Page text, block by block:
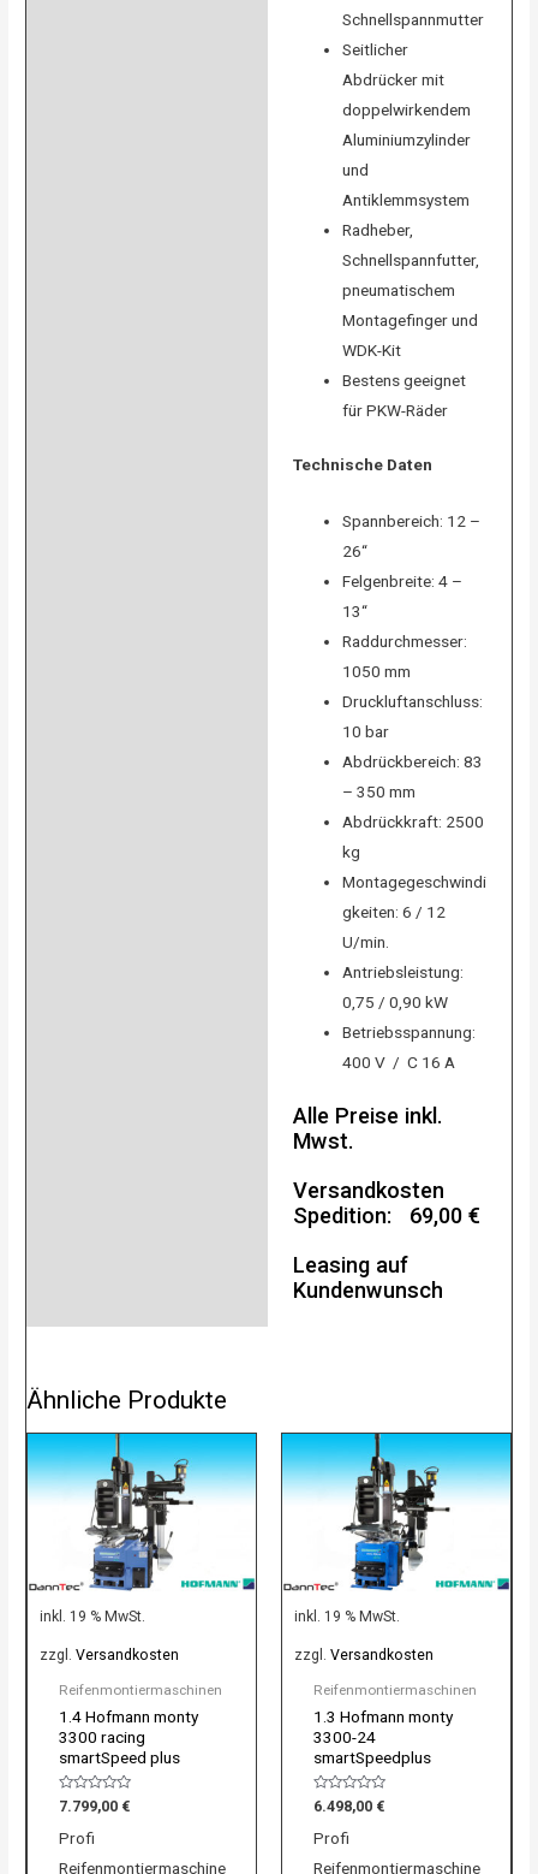
Schnellspannmutter
Seitlicher
Abdrücker mit
doppelwirkendem
Aluminiumzylinder
und
Antiklemmsystem
Radheber,
Schnellspannfutter,
pneumatischem
Montagefinger und
WDK-Kit
Bestens geeignet
für PKW-Räder
Technische Daten
Spannbereich: 12 –
26“
Felgenbreite: 4 –
13“
Raddurchmesser:
1050 mm
Druckluftanschluss:
10 bar
Abdrückbereich: 83
– 350 mm
Abdrückkraft: 2500
kg
Montagegeschwindi
gkeiten: 6 / 12
U/min.
Antriebsleistung:
0,75 / 0,90 kW
Betriebsspannung:
400 V / C 16 A
Alle Preise inkl.
Mwst.
Versandkosten
Spedition: 69,00 €
Leasing auf
Kundenwunsch
Ähnliche Produkte
inkl. 19 % MwSt.
zzgl.Versandkosten
Reifenmontiermaschinen
1.4 Hofmann monty
3300 racing
smartSpeed plus
Bewertet
mit
von
7.799,00 €
Profi
Reifenmontiermaschine
inkl. 19 % MwSt.
zzgl. Versandkosten
Reifenmontiermaschinen
1.3 Hofmann monty
3300-24
smartSpeedplus
Bewertet
mit
von
6.498,00 €
Profi
Reifenmontiermaschine